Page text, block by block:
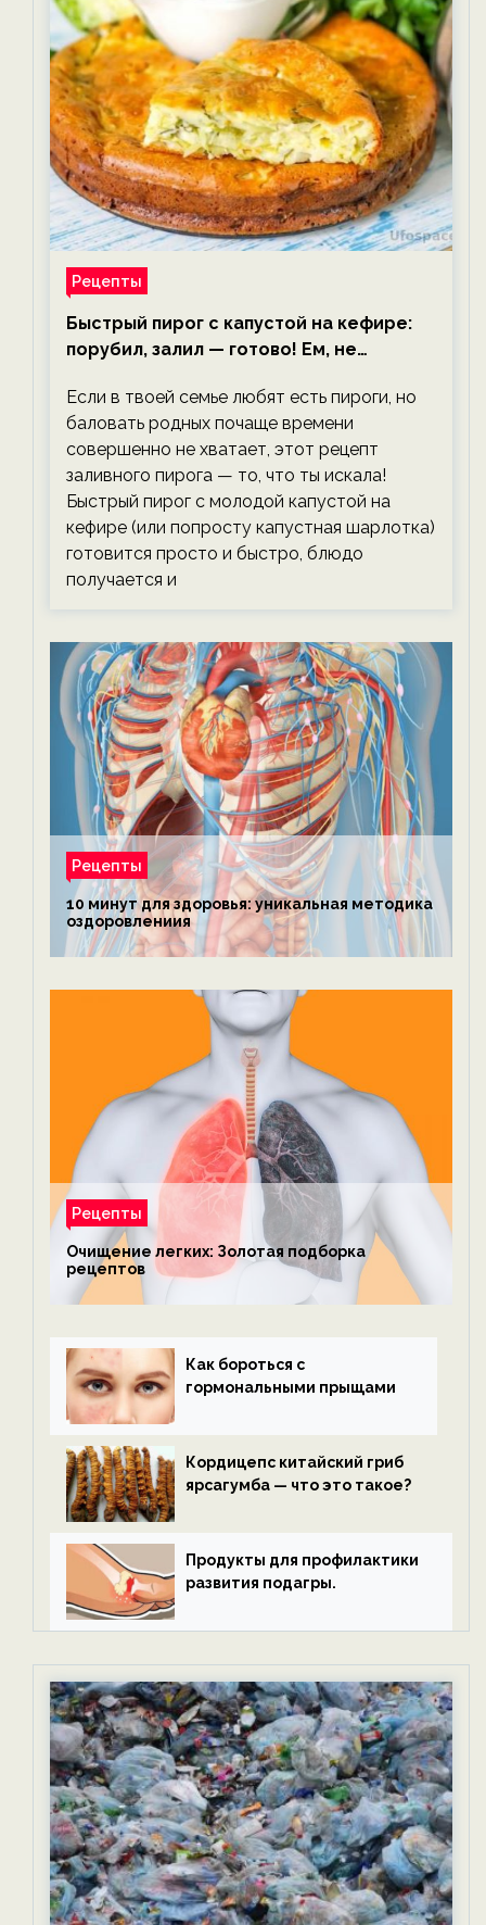
Рецепты
Быстрый пирог с капустой на кефире:
порубил, залил — готово! Ем, не
Если в твоей семье любят есть пироги, но
баловать родных почаще времени
совершенно не хватает, этот рецепт
заливного пирога — то, что ты искала!
Быстрый пирог с молодой капустой на
кефире (или попросту капустная шарлотка)
готовится просто и быстро, блюдо
получается и
Рецепты
10 минут для здоровья: уникальная методика
оздоровлениия
Рецепты
Очищение легких: Золотая подборка
рецептов
Как бороться с
гормональными прыщами
Кордицепс китайский гриб
ярсагумба — что это такое?
Продукты для профилактики
развития подагры.